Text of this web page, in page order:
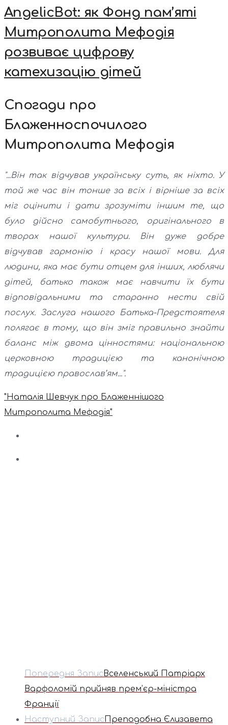
AngelicBot: як Фонд пам’яті
Митрополита Мефодія
розвиває цифрову
катехизацію дітей
Спогади про
Блаженноспочилого
Митрополита Мефодія
"...Він так відчував українську суть, як ніхто. У
той же час він тонше за всіх і вірніше за всіх
міг оцінити і дати зрозуміти іншим те, що
було дійсно самобутнього, оригінального в
творах нашої культури. Він дуже добре
відчував гармонію і красу нашої мови. Для
людини, яка має бути отцем для інших, люблячи
дітей, батько також має навчити їх бути
відповідальними та старанно нести свій
послух. Заслуга нашого Батька-Предстоятеля
полягає в тому, що він зміг правильно знайти
баланс між двома цінностями: національною
церковною традицією та канонічною
традицією православ’ям...".
"Наталія Шевчук про Блаженнішого
Митрополита Мефодія"
Попередня Запис Вселенський Патріарх
Варфоломій прийняв прем’єр-міністра
Франції
Наступний ЗаписПреподобна Єлизавета